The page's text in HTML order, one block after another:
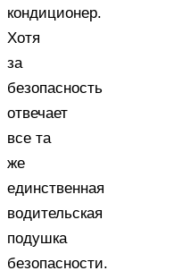
кондиционер.
Хотя
за
безопасность
отвечает
все та
же
единственная
водительская
подушка
безопасности.